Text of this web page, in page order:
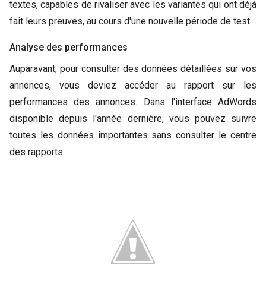
textes, capables de rivaliser avec les variantes qui ont déjà
fait leurs preuves, au cours d'une nouvelle période de test.
Analyse des performances
Auparavant, pour consulter des données détaillées sur vos
annonces, vous deviez accéder au rapport sur les
performances des annonces. Dans l'interface AdWords
disponible depuis l'année dernière, vous pouvez suivre
toutes les données importantes sans consulter le centre
des rapports.